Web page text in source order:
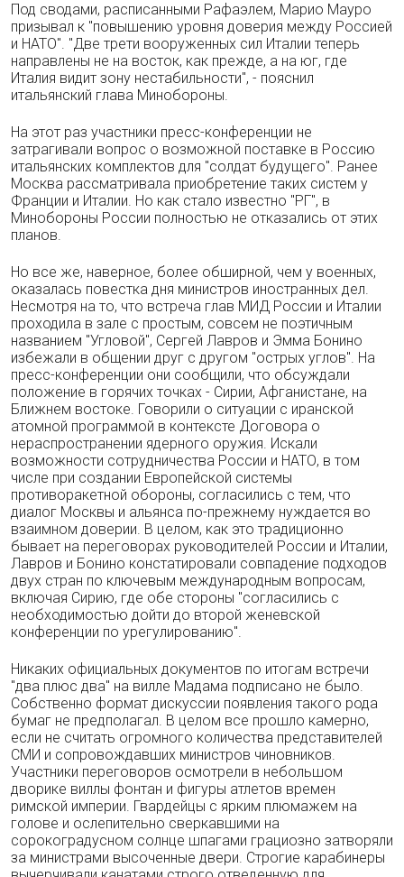
Под сводами, расписанными Рафаэлем, Марио Мауро
призывал к "повышению уровня доверия между Россией
и НАТО". "Две трети вооруженных сил Италии теперь
направлены не на восток, как прежде, а на юг, где
Италия видит зону нестабильности", - пояснил
итальянский глава Минобороны.
На этот раз участники пресс-конференции не
затрагивали вопрос о возможной поставке в Россию
итальянских комплектов для "солдат будущего". Ранее
Москва рассматривала приобретение таких систем у
Франции и Италии. Но как стало известно "РГ", в
Минобороны России полностью не отказались от этих
планов.
Но все же, наверное, более обширной, чем у военных,
оказалась повестка дня министров иностранных дел.
Несмотря на то, что встреча глав МИД России и Италии
проходила в зале с простым, совсем не поэтичным
названием "Угловой", Сергей Лавров и Эмма Бонино
избежали в общении друг с другом "острых углов". На
пресс-конференции они сообщили, что обсуждали
положение в горячих точках - Сирии, Афганистане, на
Ближнем востоке. Говорили о ситуации с иранской
атомной программой в контексте Договора о
нераспространении ядерного оружия. Искали
возможности сотрудничества России и НАТО, в том
числе при создании Европейской системы
противоракетной обороны, согласились с тем, что
диалог Москвы и альянса по-прежнему нуждается во
взаимном доверии. В целом, как это традиционно
бывает на переговорах руководителей России и Италии,
Лавров и Бонино констатировали совпадение подходов
двух стран по ключевым международным вопросам,
включая Сирию, где обе стороны "согласились с
необходимостью дойти до второй женевской
конференции по урегулированию".
Никаких официальных документов по итогам встречи
"два плюс два" на вилле Мадама подписано не было.
Собственно формат дискуссии появления такого рода
бумаг не предполагал. В целом все прошло камерно,
если не считать огромного количества представителей
СМИ и сопровождавших министров чиновников.
Участники переговоров осмотрели в небольшом
дворике виллы фонтан и фигуры атлетов времен
римской империи. Гвардейцы с ярким плюмажем на
голове и ослепительно сверкавшими на
сорокоградусном солнце шпагами грациозно затворяли
за министрами высоченные двери. Строгие карабинеры